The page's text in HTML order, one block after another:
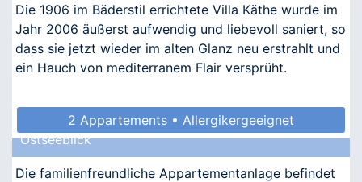
Die 1906 im Bäderstil errichtete Villa Käthe wurde im
Jahr 2006 äußerst aufwendig und liebevoll saniert, so
dass sie jetzt wieder im alten Glanz neu erstrahlt und
ein Hauch von mediterranem Flair versprüht.
2 Appartements • Allergikergeeignet
Ostseeblick
Die familienfreundliche Appartementanlage befindet